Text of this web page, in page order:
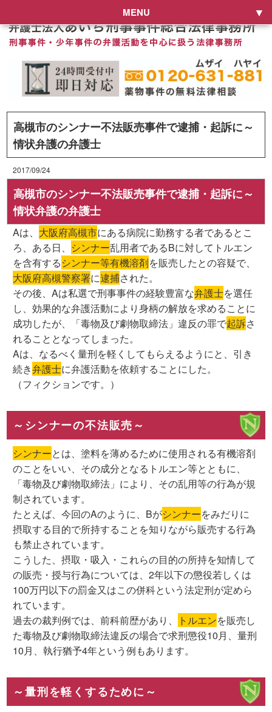
MENU
高槻市のシンナー不法販売事件で逮捕・起訴に～
情状弁護の弁護士
2017/09/24
高槻市のシンナー不法販売事件で逮捕・起訴に～
情状弁護の弁護士
Aは、 大阪府高槻市にある病院に勤務する者であるとこ
ろ、ある日、 シンナー乱用者であるBに対してトルエン
を含有するシンナー等有機溶剤を販売したとの容疑で、
大阪府高槻警察署に逮捕された。
その後、Aは私選で刑事事件の経験豊富な弁護士を選任
し、効果的な弁護活動により身柄の解放を求めることに
成功したが、「毒物及び劇物取締法」違反の罪で起訴さ
れることとなってしまった。
Aは、なるべく量刑を軽くしてもらえるようにと、引き
続き弁護士に弁護活動を依頼することにした。
（フィクションです。）
～シンナーの不法販売～
シンナーとは、塗料を薄めるために使用される有機溶剤
のことをいい、その成分となるトルエン等とともに、
「毒物及び劇物取締法」により、その乱用等の行為が規
制されています。
たとえば、今回のAのように、Bがシンナーをみだりに
摂取する目的で所持することを知りながら販売する行為
も禁止されています。
こうした、摂取・吸入・これらの目的の所持を知情して
の販売・授与行為については、2年以下の懲役若しくは
100万円以下の罰金又はこの併科という法定刑が定めら
れています。
過去の裁判例では、前科前歴があり、
トルエンを販売し
た毒物及び劇物取締法違反の場合で求刑懲役10月、量刑
10月、執行猶予4年という例もあります。
～量刑を軽くするために～